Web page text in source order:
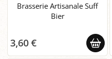
Brasserie Artisanale Suff
Bier
3,60 €